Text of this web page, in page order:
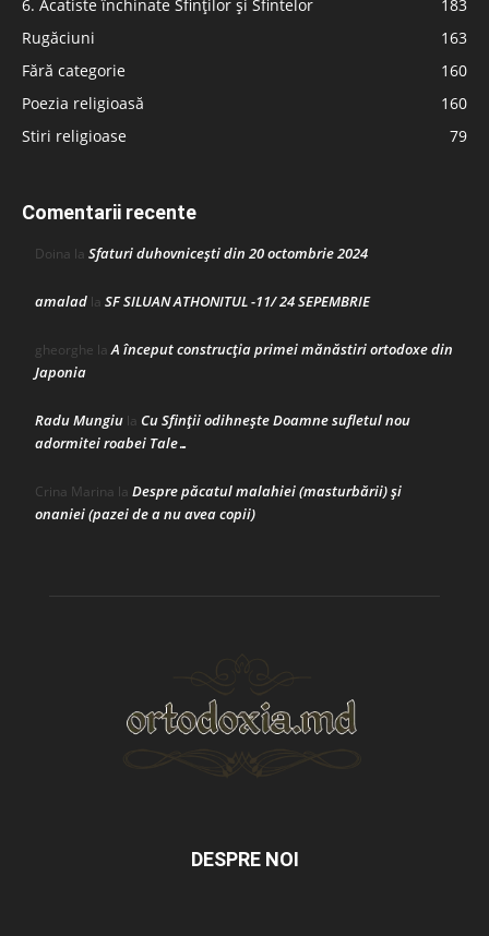
6. Acatiste închinate Sfinților și Sfintelor
183
Rugăciuni
163
Fără categorie
160
Poezia religioasă
160
Stiri religioase
79
Comentarii recente
Doina la Sfaturi duhovnicești din 20 octombrie 2024
amalad la SF SILUAN ATHONITUL -11/ 24 SEPEMBRIE
gheorghe laA început construcţia primei mănăstiri ortodoxe din
Japonia
Radu Mungiu la Cu Sfinții odihnește Doamne sufletul nou
adormitei roabei Tale…
Crina Marina la Despre păcatul malahiei (masturbării) şi
onaniei (pazei de a nu avea copii)
DESPRE NOI